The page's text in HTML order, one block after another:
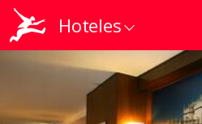
Hoteles